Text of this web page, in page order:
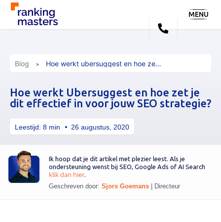
MENU
Blog Hoe werkt ubersuggest en hoe zet je dit effectief in voor jouw seo strategie
Leestijd: 8 min 26 augustus, 2020
Hoe werkt Ubersuggest en hoe zet je
dit effectief in voor jouw SEO strategie?
Ik hoop dat je dit artikel met plezier leest. Als je
ondersteuning wenst bij SEO, Google Ads of AI Search
klik dan hier
Geschreven door: Sjors Goemans | Directeur